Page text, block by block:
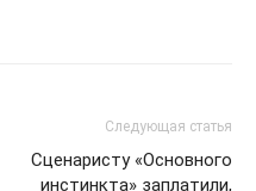
Следующая статья
Сценаристу «Основного
инстинкта» заплатили,